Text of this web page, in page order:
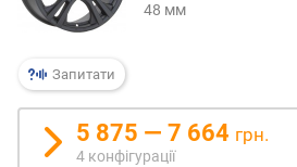
Запитати
48 мм
5 875 — 7 664 грн.
4 конфігурації